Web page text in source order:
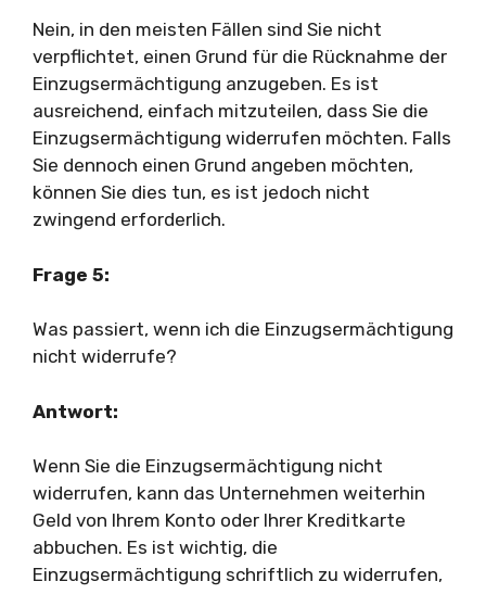
Nein, in den meisten Fällen sind Sie nicht
verpflichtet, einen Grund für die Rücknahme der
Einzugsermächtigung anzugeben. Es ist
ausreichend, einfach mitzuteilen, dass Sie die
Einzugsermächtigung widerrufen möchten. Falls
Sie dennoch einen Grund angeben möchten,
können Sie dies tun, es ist jedoch nicht
zwingend erforderlich.
Frage 5:
Was passiert, wenn ich die Einzugsermächtigung
nicht widerrufe?
Antwort:
Wenn Sie die Einzugsermächtigung nicht
widerrufen, kann das Unternehmen weiterhin
Geld von Ihrem Konto oder Ihrer Kreditkarte
abbuchen. Es ist wichtig, die
Einzugsermächtigung schriftlich zu widerrufen,